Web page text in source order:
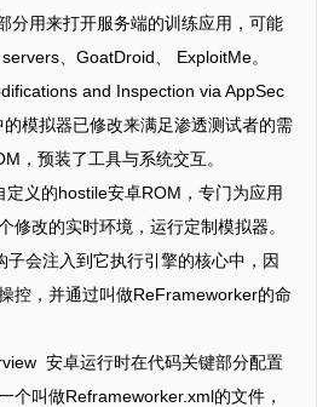
分用来打开服务端的训练应用，可能
、GoatDroid、 ExploitMe。
and Inspection via AppSec
模拟器已修改来满足渗透测试者的需
，预装了工具与系统交互。
义的hostile安卓ROM，专门为应用
修改的实时环境，运行定制模拟器。
会注入到它执行引擎的核心中，因
控，并通过叫做ReFrameworker的命
安卓运行时在代码关键部分配置
个叫做Reframeworker.xml的文件，